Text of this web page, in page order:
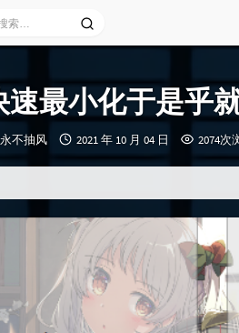
最小化于是乎
不抽风
发
布
时
2021 年 10 月 04 日 2074次